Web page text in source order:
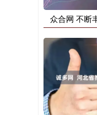
众合网 不断